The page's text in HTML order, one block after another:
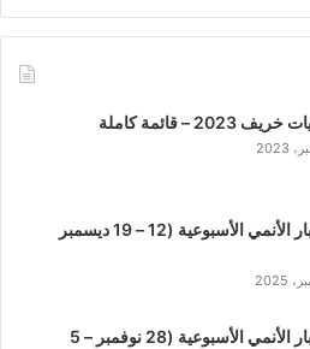
– قائمة كاملة
نشرة أخبار الأنمي الأسبوعية (12 – 19 ديسمبر
نشرة أخبار الأنمي الأسبوعية (28 نوفمبر – 5